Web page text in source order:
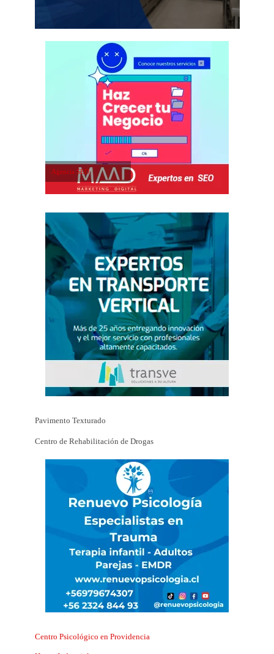
Agencia SEO
Pavimento Texturado
Centro de Rehabilitación de Drogas
Centro Psicológico en Providencia